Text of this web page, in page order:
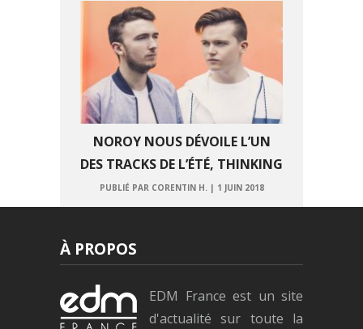
NOROY NOUS DÉVOILE L’UN
DES TRACKS DE L’ÉTÉ, THINKING
PUBLIÉ PAR CORENTIN H.| 1 JUIN 2018
À PROPOS
EDM France est un site
d'actualité sur toute la